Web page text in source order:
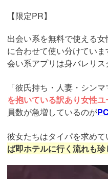
【限定PR】
出会い系を無料で使える
に合わせて使い分けてい
会い系アプリは身バレリス
「彼氏持ち・人妻・シンマ
を抱いている訳あり女性ユ
員数が急増しているのが
彼女たちはタイパを求めて
ば即ホテルに行く流れも珍